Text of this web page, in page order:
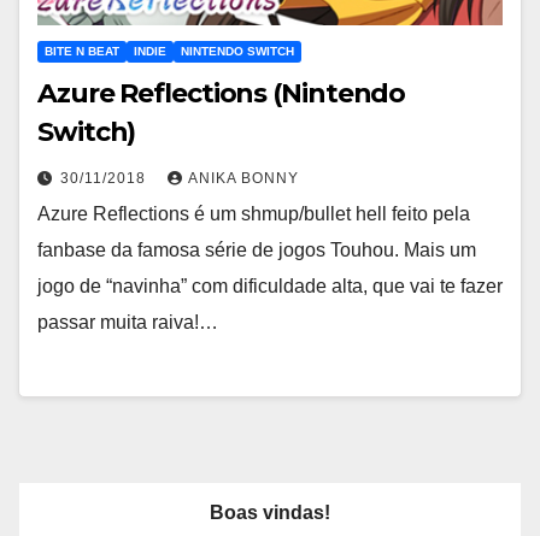
BITE N BEAT INDIE NINTENDO SWITCH
Azure Reflections (Nintendo
Switch)
30/11/2018 ANIKA BONNY
Azure Reflections é um shmup/bullet hell feito pela
fanbase da famosa série de jogos Touhou. Mais um
jogo de “navinha” com dificuldade alta, que vai te fazer
passar muita raiva!…
Boas vindas!